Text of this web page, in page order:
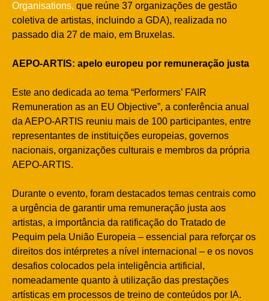
Organisations, que reúne 37 organizações de gestão
coletiva de artistas, incluindo a GDA), realizada no
passado dia 27 de maio, em Bruxelas.
AEPO-ARTIS: apelo europeu por remuneração justa
Este ano dedicada ao tema “Performers’ FAIR
Remuneration as an EU Objective”, a conferência anual
da AEPO-ARTIS reuniu mais de 100 participantes, entre
representantes de instituições europeias, governos
nacionais, organizações culturais e membros da própria
AEPO-ARTIS.
Durante o evento, foram destacados temas centrais como
a urgência de garantir uma remuneração justa aos
artistas, a importância da ratificação do Tratado de
Pequim pela União Europeia – essencial para reforçar os
direitos dos intérpretes a nível internacional – e os novos
desafios colocados pela inteligência artificial,
nomeadamente quanto à utilização das prestações
artísticas em processos de treino de conteúdos por IA.